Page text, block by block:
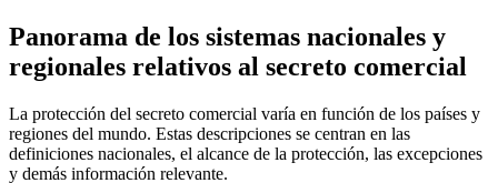
Panorama de los sistemas nacionales y
regionales relativos al secreto comercial
La protección del secreto comercial varía en función de los países y
regiones del mundo. Estas descripciones se centran en las
definiciones nacionales, el alcance de la protección, las excepciones
y demás información relevante.